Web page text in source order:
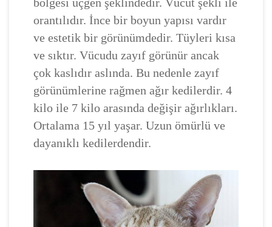
orantılıdır. İnce bir boyun yapısı vardır
ve estetik bir görünümdedir. Tüyleri kısa
ve sıktır. Vücudu zayıf görünür ancak
çok kaslıdır aslında. Bu nedenle zayıf
görünümlerine rağmen ağır kedilerdir. 4
kilo ile 7 kilo arasında değişir ağırlıkları.
Ortalama 15 yıl yaşar. Uzun ömürlü ve
dayanıklı kedilerdendir.